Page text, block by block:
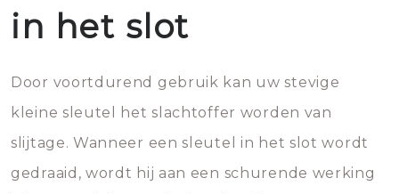
in het slot
Door voortdurend gebruik kan uw stevige
kleine sleutel het slachtoffer worden van
slijtage. Wanneer een sleutel in het slot wordt
gedraaid, wordt hij aan een schurende werking